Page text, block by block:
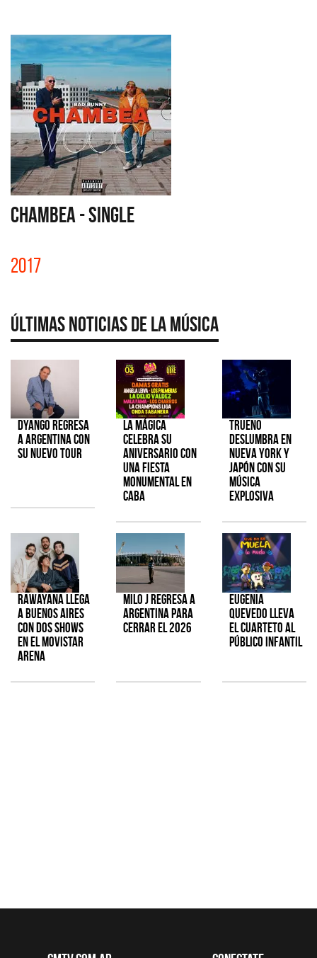
CHAMBEA - SINGLE
2017
Últimas Noticias de la Música
Dyango regresa
a Argentina con
su nuevo tour
La Mágica
celebra su
aniversario con
una fiesta
monumental en
CABA
TRUENO
deslumbra en
Nueva York y
Japón con su
música
explosiva
Rawayana llega
a Buenos Aires
con dos shows
en el Movistar
Arena
Milo J regresa a
Argentina para
cerrar el 2026
Eugenia
Quevedo lleva
el cuarteto al
público infantil